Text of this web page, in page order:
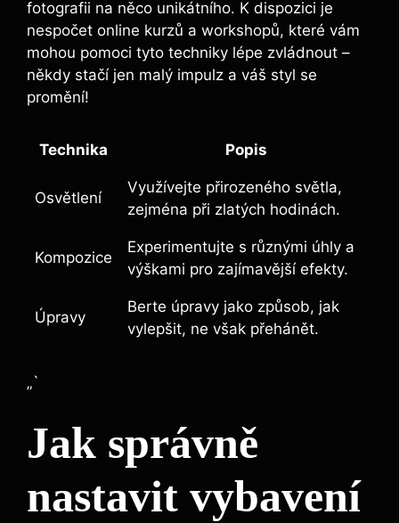
fotografii ⁣na něco unikátního. ⁤K dispozici​ je
nespočet online kurzů⁤ a⁢ workshopů, které vám
mohou pomoci⁤ tyto⁤ techniky lépe zvládnout​ –‍
někdy stačí jen​ malý⁣ impulz a váš ‍styl se‌
promění!
Technika Popis
Osvětlení
Využívejte přirozeného ​světla,⁢
zejména při ⁢zlatých hodinách.
Kompozice
Experimentujte s různými ⁢úhly a⁣
výškami pro ‌zajímavější​ efekty.
Úpravy
Berte úpravy jako ‍způsob, jak
⁤vylepšit, ne však přehánět.
„`
Jak správně
nastavit vybavení